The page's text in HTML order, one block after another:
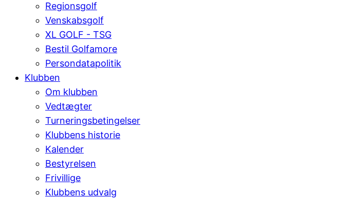
Regionsgolf
Venskabsgolf
XL GOLF - TSG
Bestil Golfamore
Persondatapolitik
Klubben
Om klubben
Vedtægter
Turneringsbetingelser
Klubbens historie
Kalender
Bestyrelsen
Frivillige
Klubbens udvalg